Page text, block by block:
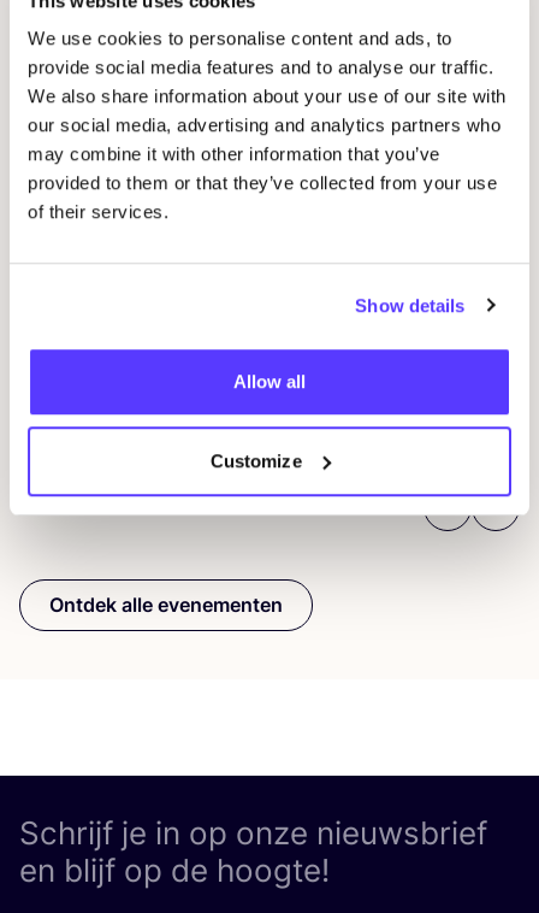
We use cookies to personalise content and ads, to
provide social media features and to analyse our traffic.
We also share information about your use of our site with
our social media, advertising and analytics partners who
may combine it with other information that you’ve
provided to them or that they’ve collected from your use
of their services.
Show details
Allow all
Customize
29 AUG
Studio Stik: Duo Workshop Turntas
Sint-Jakobsstraat 338000 Brugge, Belgium
Kringwinkel 't rad Sint-Kruis
Workshop
Previous
Next
Ontdek alle evenementen
Schrijf je in op onze nieuwsbrief
en blijf op de hoogte!